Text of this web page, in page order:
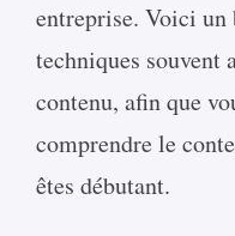
entreprise. Voici un
techniques souvent
contenu, afin que
comprendre le
êtes débutant.